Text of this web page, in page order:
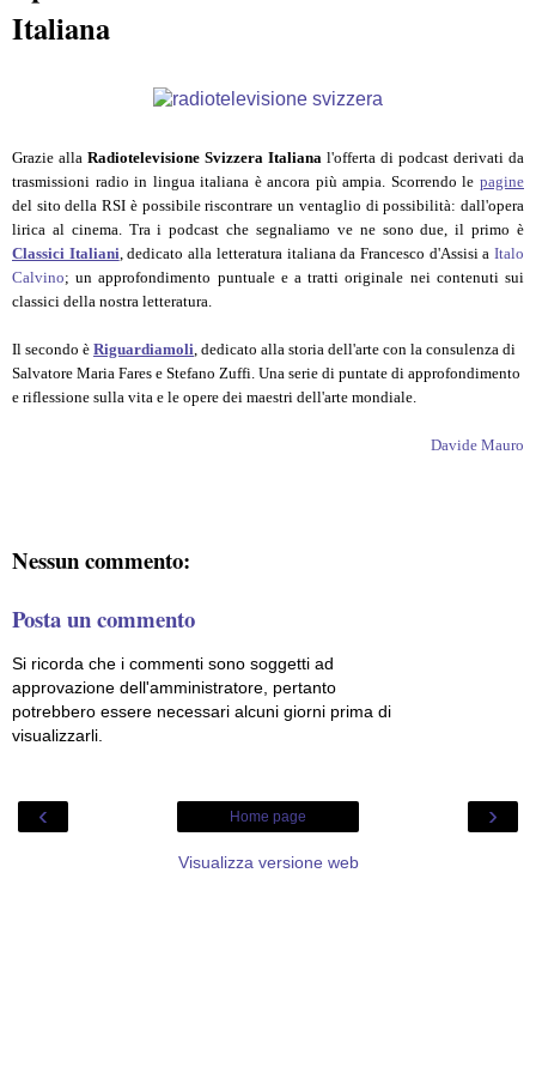
Italiana
Grazie alla Radiotelevisione Svizzera Italiana l'offerta di podcast derivati da
trasmissioni radio in lingua italiana è ancora più ampia. Scorrendo le pagine
del sito della RSI è possibile riscontrare un ventaglio di possibilità: dall'opera
lirica al cinema. Tra i podcast che segnaliamo ve ne sono due, il primo è
Classici Italiani , dedicato alla letteratura italiana da Francesco d'Assisi aItalo
Calvino; un approfondimento puntuale e a tratti originale nei contenuti sui
classici della nostra letteratura.
Il secondo è Riguardiamoli , dedicato alla storia dell'arte con la consulenza di
Salvatore Maria Fares e Stefano Zuffi. Una serie di puntate di approfondimento
e riflessione sulla vita e le opere dei maestri dell'arte mondiale.
Davide Mauro
Nessun commento:
Posta un commento
Si ricorda che i commenti sono soggetti ad
approvazione dell'amministratore, pertanto
potrebbero essere necessari alcuni giorni prima di
visualizzarli.
‹ ›
Home page
Visualizza versione web